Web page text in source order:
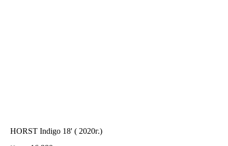
HORST Indigo 18' ( 2020г.)